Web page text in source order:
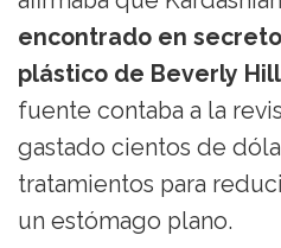
encontrado en
plástico de Beverly
fuente contaba a la
gastado cientos de
tratamientos para
un estómago plano.